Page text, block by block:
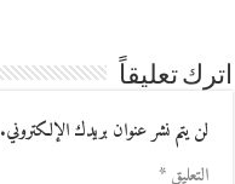
اترك تعليقاً
لن يتم نشر عنوان بريدك الإلكتروني.
التعليق*